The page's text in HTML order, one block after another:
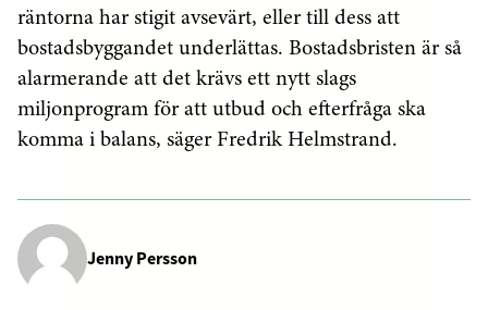
räntorna har stigit avsevärt, eller till dess att
bostadsbyggandet underlättas. Bostadsbristen är så
alarmerande att det krävs ett nytt slags
miljonprogram för att utbud och efterfråga ska
komma i balans, säger Fredrik Helmstrand.
Jenny Persson